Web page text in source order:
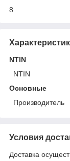
8
NTIN
NTIN
Основные
Производитель
Условия
Доставка